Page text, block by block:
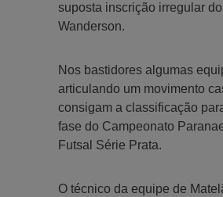
suposta inscrição irregular
Wanderson.
Nos bastidores algumas
articulando um movimento
consigam a classificação
fase do Campeonato
Futsal Série Prata.
O técnico da equipe de